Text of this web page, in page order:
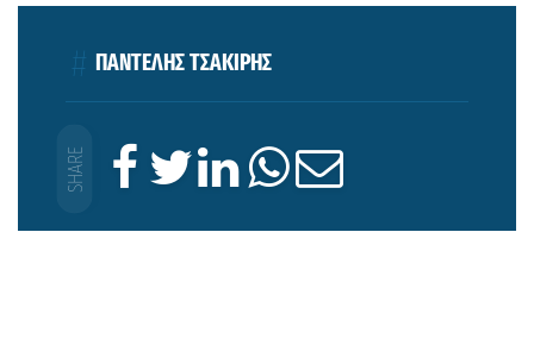
ΠΑΝΤΕΛΗΣ ΤΣΑΚΙΡΗΣ